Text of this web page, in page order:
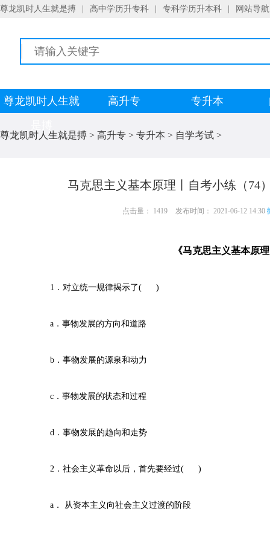
尊龙凯时人生就是搏 高中学历升专科 专科学历升本科 网站导航
尊龙凯时人生就
高升专 专升本
尊龙凯时人生就是搏 > 高升专 > 专升本 > 自学考试 >
马克思主义基本原理丨自考小练（74
点击量： 1419 发布时间： 2021-06-12 14:30
《马克思主义基本原
1．对立统一规律揭示了( )
a．事物发展的方向和道路
b．事物发展的源泉和动力
c．事物发展的状态和过程
d．事物发展的趋向和走势
2．社会主义革命以后，首先要经过( )
a． 从资本主义向社会主义过渡的阶段